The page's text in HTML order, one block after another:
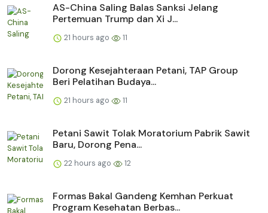
AS-China Saling Balas Sanksi Jelang
Pertemuan Trump dan Xi J...
21 hours ago 11
Dorong Kesejahteraan Petani, TAP Group
Beri Pelatihan Budaya...
21 hours ago 11
Petani Sawit Tolak Moratorium Pabrik Sawit
Baru, Dorong Pena...
22 hours ago 12
Formas Bakal Gandeng Kemhan Perkuat
Program Kesehatan Berbas...